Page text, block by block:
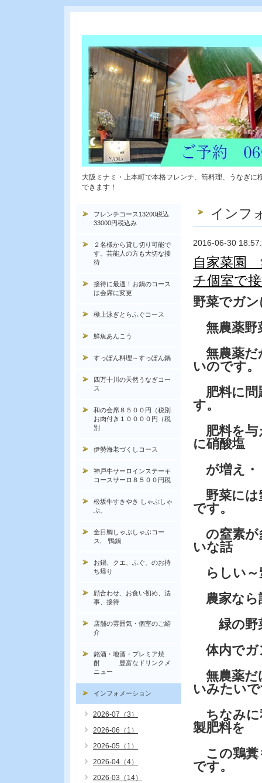
大阪ミナミ・上本町で本格フレンチ、筍料理、うなぎ
できます！
インフ
2016-06-30
自家菜園
チ個室で
野菜でガ
無農薬野
無農薬だ
いのです。
肥料に問
す。
肥料を与
に硝酸塩
が増え・
野菜には
です。
の窒素が
いな話
らしい～
農家なら
緑の野菜
体内でガ
無農薬だ
いみたい
ちなみに
製肥料を
この鶏糞
です。
フレンチコース13200税込
33000円税込み
２名様から貸し切り可能で
す。芸能人の方も大切な接
待
接待に最適！お鍋のコース
は会席に変更
極上泳ぎとらふぐコース
鮮魚あんこう
すっぽん料理～すっぽん鍋
四万十川の天然うなぎコー
ス
和の会席８５００円（税別
お肉付き１００００円（税
別
伊勢海老づくしコース
神戸牛サーロインステーキ
コースサーロ８５００円税
松坂牛すきやき しゃぶしゃ
ぶ。
金目鯛しゃぶしゃぶコー
ス, 鴨鍋
お鍋、クエ、ふぐ、のお持
ち帰り
顔合わせ、お食い初め、法
事、接待
店舗の雰囲気・個室のご紹
介
銘酒・地酒・プレミア焼
酎 豊富なドリンクメ
ニュー
インフォメーション
2026-07（3）
2026-06（1）
2026-05（1）
2026-04（4）
2026-03（14）